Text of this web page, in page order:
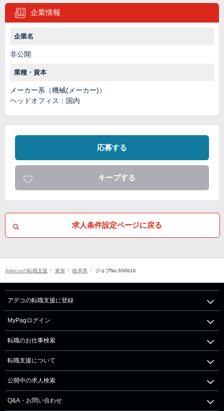
企業情報
企業名
非公開
業種・資本
メーカー系（機械(メーカー)）
ヘッドオフィス：国内
応募する
キープする
求人条件設定ページに戻る
Adeccoの転職支援 東海 岐阜県 ジョブNo.550616
アデコの転職支援に登録
MyPagログイン
転職のお仕事検索
転職支援について
公開中の求人検索
Q&A・お問い合わせ